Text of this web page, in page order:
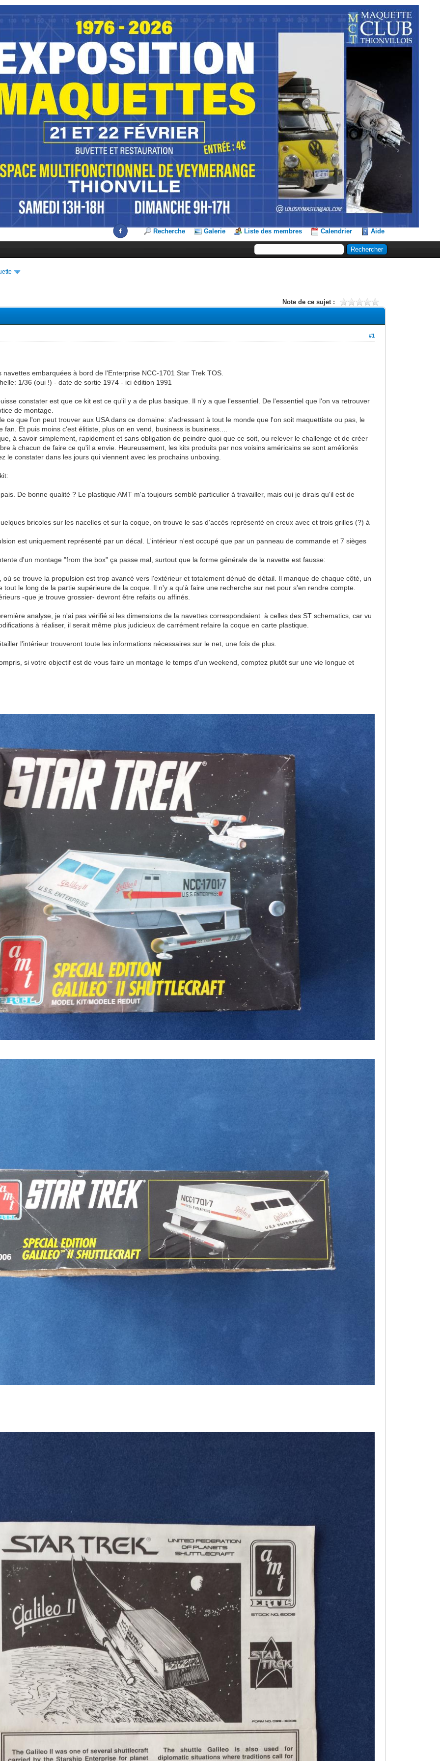
Recherche Galerie Liste des membres Calendrier Aide
Note de ce sujet :
#1
navettes embarquées à bord de l'Enterprise NCC-1701 Star Trek TOS.
1/36 (oui !) - date de sortie 1974 - ici édition 1991
constater est que ce kit est ce qu'il y a de plus basique. Il n'y a que l'essentiel. De l'essentiel que l'on va retrouver
de montage.
ce que l'on peut trouver aux USA dans ce domaine: s'adressant à tout le monde que l'on soit maquettiste ou pas, le
fan. Et puis moins c'est élitiste, plus on en vend, business is business....
à savoir simplement, rapidement et sans obligation de peindre quoi que ce soit, ou relever le challenge et de créer
à chacun de faire ce qu'il a envie. Heureusement, les kits produits par nos voisins américains se sont améliorés
le constater dans les jours qui viennent avec les prochains unboxing.
De bonne qualité ? Le plastique AMT m'a toujours semblé particulier à travailler, mais oui je dirais qu'il est de
bricoles sur les nacelles et sur la coque, on trouve le sas d'accès représenté en creux avec et trois grilles (?) à
est uniquement représenté par un décal. L'intérieur n'est occupé que par un panneau de commande et 7 sièges
d'un montage "from the box" ça passe mal, surtout que la forme générale de la navette est fausse:
où se trouve la propulsion est trop avancé vers l'extérieur et totalement dénué de détail. Il manque de chaque côté, un
tout le long de la partie supérieure de la coque. Il n'y a qu'à faire une recherche sur net pour s'en rendre compte.
-que je trouve grossier- devront être refaits ou affinés.
analyse, je n'ai pas vérifié si les dimensions de la navettes correspondaient à celles des ST schematics, car vu
à réaliser, il serait même plus judicieux de carrément refaire la coque en carte plastique.
l'intérieur trouveront toute les informations nécessaires sur le net, une fois de plus.
si votre objectif est de vous faire un montage le temps d'un weekend, comptez plutôt sur une vie longue et